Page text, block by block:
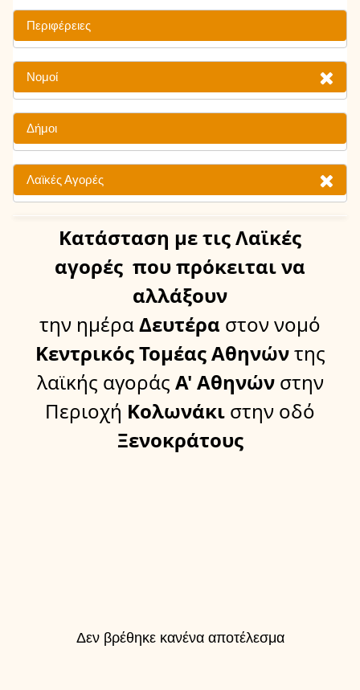
Περιφέρειες
Νομοί
Δήμοι
Λαϊκές Αγορές
Κατάσταση με τις Λαϊκές
αγορές που πρόκειται να
αλλάξουν
την ημέραΔευτέρα στον νομό
Κεντρικός Τομέας Αθηνώντης
λαϊκής αγοράς Α' Αθηνών στην
Περιοχή Κολωνάκι στην οδό
Ξενοκράτους
Δεν βρέθηκε κανένα αποτέλεσμα